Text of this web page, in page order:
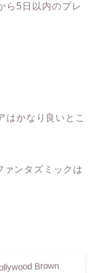
ら5日以内のプレ
かなり良いとこ
ァンタズミックは
Brown